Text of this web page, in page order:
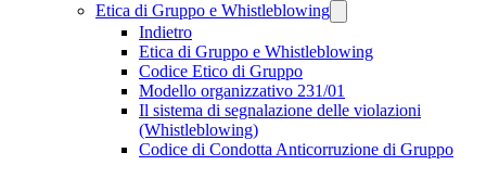
Etica di Gruppo e Whistleblowing
Indietro
Etica di Gruppo e Whistleblowing
Codice Etico di Gruppo
Modello organizzativo 231/01
Il sistema di segnalazione delle violazioni
(Whistleblowing)
Codice di Condotta Anticorruzione di Gruppo